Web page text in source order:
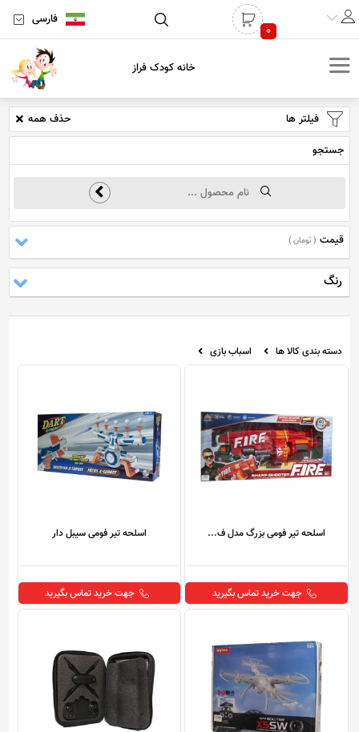
0
فارسی
خانه کودک فراز
فیلتر ها
حذف همه
جستجو
قیمت ( تومان )
رنگ
دسته بندی کالا ها اسباب بازی
اسلحه تیر فومی بزرگ مدل ف...
جهت خرید تماس بگیرید
اسلحه تیر فومی سیبل دار
جهت خرید تماس بگیرید